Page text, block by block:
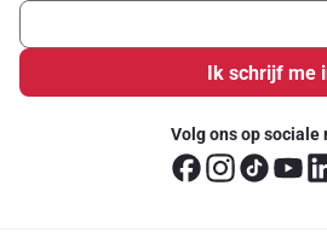
Ik schrijf me
Volg ons op sociale